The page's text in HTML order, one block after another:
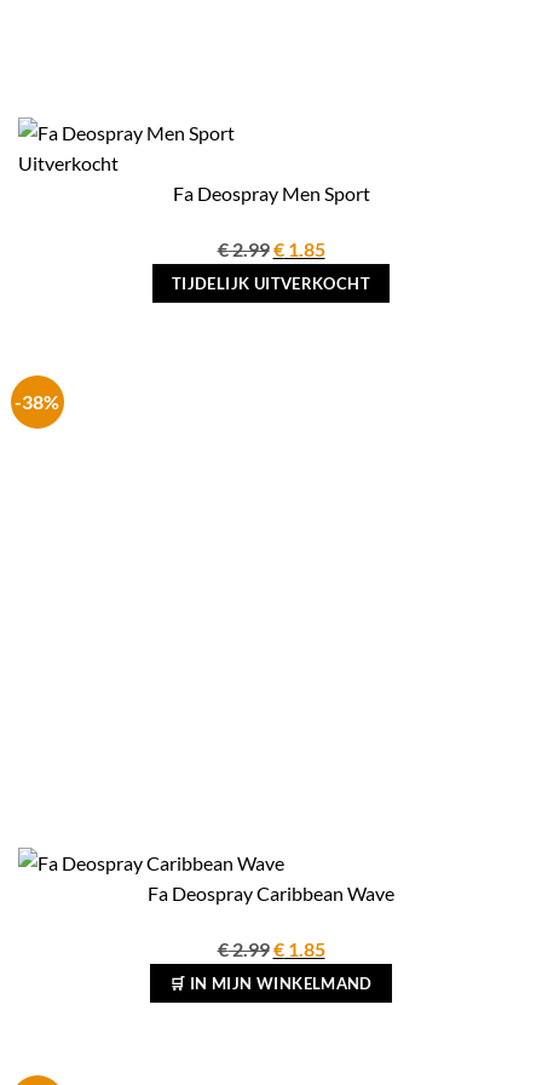
Uitverkocht
Fa Deospray Men Sport
€2.99Oorspronkelijke
prijs
was:
€1.85Huidige
prijs
is:
TIJDELIJK UITVERKOCHT
-38%
Fa Deospray Caribbean Wave
€2.99Oorspronkelijke
prijs
was:
€1.85Huidige
prijs
is:
🛒 IN MIJN WINKELMAND